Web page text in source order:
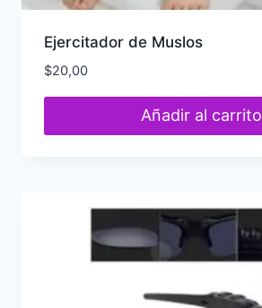
Ejercitador de Muslos
$20,00
Añadir al carrito